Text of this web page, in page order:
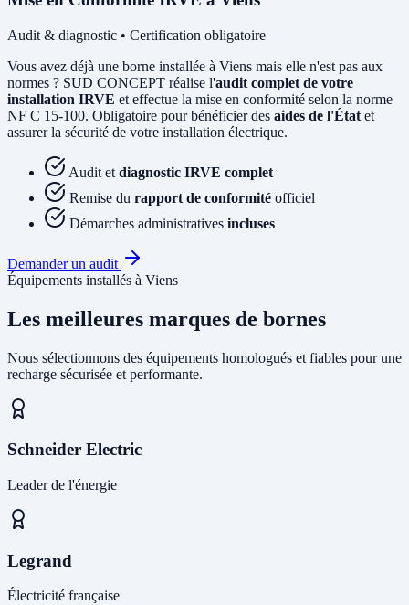
Audit & diagnostic • Certification obligatoire
Vous avez déjà une borne installée à Viens mais elle n'est pas aux
normes ? SUD CONCEPT réalise l'audit complet de votre
installation IRVE et effectue la mise en conformité selon la norme
NF C 15-100. Obligatoire pour bénéficier des aides de l'État et
assurer la sécurité de votre installation électrique.
Audit et diagnostic IRVE complet
Remise du rapport de conformité officiel
Démarches administratives incluses
Demander un audit
Équipements installés à Viens
Les meilleures marques de bornes
Nous sélectionnons des équipements homologués et fiables pour une
recharge sécurisée et performante.
Schneider Electric
Leader de l'énergie
Legrand
Électricité française